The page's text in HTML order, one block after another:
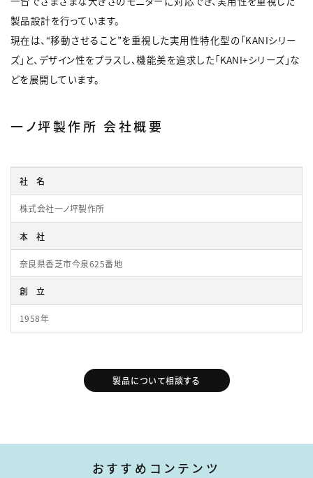
製品設計を行っています。
現在は、“移動させること”を重視した実用性特化型の「KANIシリー
ズ」と、デザイン性をプラスし、機能美を追求した「KANI+シリーズ」な
どを展開しています。
一ノ坪製作所 会社概要
社名
株式会社一ノ坪製作所
本社
奈良県香芝市今泉625番地
創立
1958年
製品について相談する
おすすめコンテンツ